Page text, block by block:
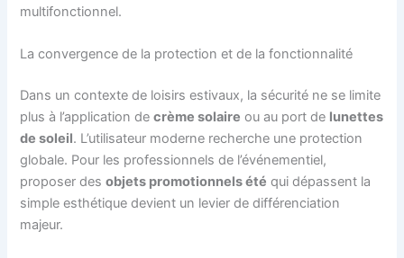
multifonctionnel.
La convergence de la protection et de la fonctionnalité
Dans un contexte de loisirs estivaux, la sécurité ne se limite
plus à l’application decrème solaire ou au port de lunettes
de soleil. L’utilisateur moderne recherche une protection
globale. Pour les professionnels de l’événementiel,
proposer desobjets promotionnels été qui dépassent la
simple esthétique devient un levier de différenciation
majeur.